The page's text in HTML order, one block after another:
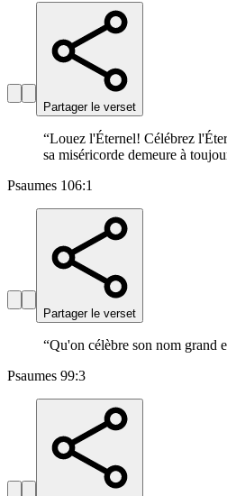
Partager le verset
“Louez l'Éternel! Célébrez
sa miséricorde demeure à
Psaumes 106:1
Partager le verset
“Qu'on célèbre son nom grand
Psaumes 99:3